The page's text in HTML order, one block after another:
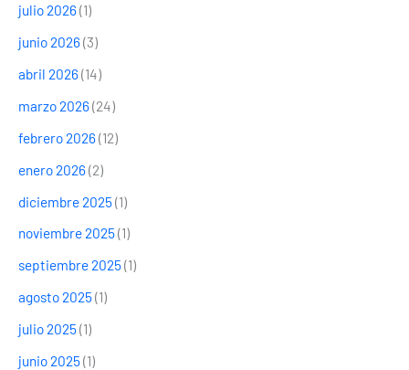
julio 2026(1)
junio 2026(3)
abril 2026(14)
marzo 2026(24)
febrero 2026(12)
enero 2026(2)
diciembre 2025(1)
noviembre 2025(1)
septiembre 2025(1)
agosto 2025(1)
julio 2025(1)
junio 2025(1)